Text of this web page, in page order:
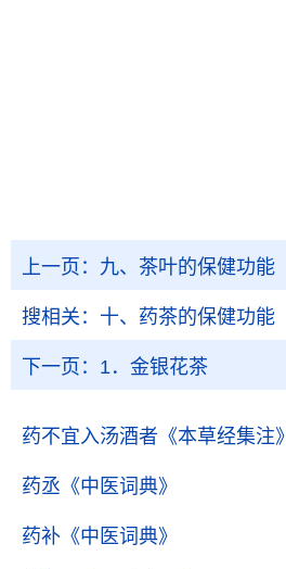
上一页： 九、茶叶的保健功能
搜相关： 十、药茶的保健功能
下一页： 1．金银花茶
药不宜入汤酒者 《本草经集注》
药丞 《中医词典》
药补 《中医词典》